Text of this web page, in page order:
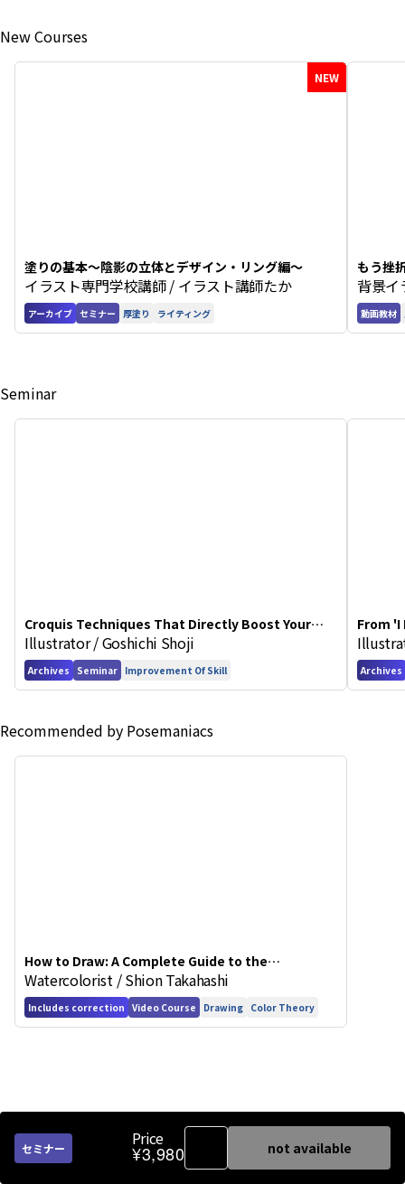
New Courses
塗りの基本〜陰影の立体とデザイン・リング編〜
イラスト専門学校講師 / イラスト講師たか
アーカイブ セミナー 厚塗り ライティング
NEW
もう挫
背景イ
動画教材
Seminar
Croquis Techniques That Directly Boost Your
Illustration Skills
Illustrator / Goshichi Shoji
Archives Seminar Improvement Of Skill
From 'I
in Art
Archives
Recommended by Posemaniacs
How to Draw: A Complete Guide to the
Fundamentals of Improving Your Art
Watercolorist / Shion Takahashi
Includes correction Video Course Drawing Color Theory
セミナー Price
¥3,980 not available